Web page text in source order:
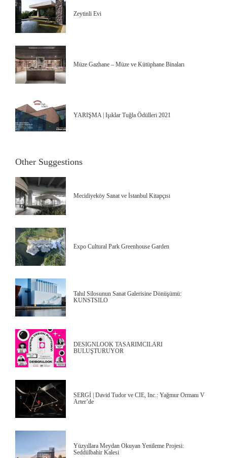
Zeytinli Evi
Müze Gazhane – Müze ve Kütüphane Binaları
YARIŞMA | Işıklar Tuğla Ödülleri 2021
Other Suggestions
Mecidiyeköy Sanat ve İstanbul Kitapçısı
Expo Cultural Park Greenhouse Garden
Tahıl Silosunun Sanat Galerisine Dönüşümü:
KUNSTSILO
DESIGNLOOK TASARIMCILARI
BULUŞTURUYOR
SERGİ | David Tudor ve CIE, Inc.: Yağmur Ormanı V
Arter’de
Yüzyıllara Meydan Okuyan Yenileme Projesi:
Seddülbahir Kalesi